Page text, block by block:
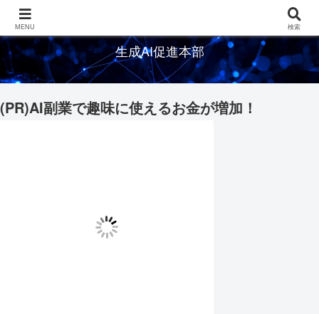
生成AI促進本部
(PR)AI副業で趣味に使えるお金が増加！
MENU 検索